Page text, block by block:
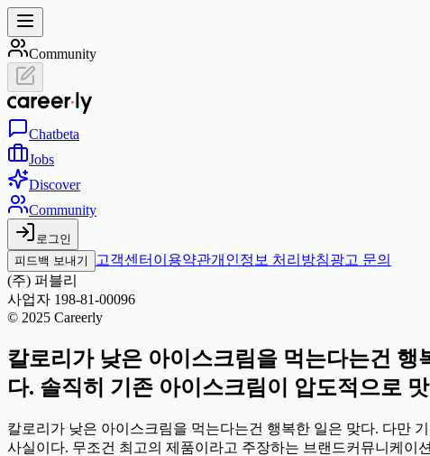
Community
Chatbeta
Jobs
Discover
Community
로그인
피드백 보내기
고객센터 이용약관개인정보 처리방침광고 문의
(주) 퍼블리
사업자 198-81-00096
© 2025 Careerly
칼로리가 낮은 아이스크림을 먹는다는건
다. 솔직히 기존 아이스크림이 압도적으로
칼로리가 낮은 아이스크림을 먹는다는건 행복한 일은 맞다. 다만
사실이다. 무조건 최고의 제품이라고 주장하는 브랜드커뮤니케이